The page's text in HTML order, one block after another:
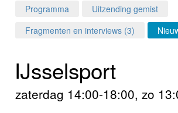
Programma's
Programma
Uitzending gemist
Fragmenten en interviews (3)
IJsselsport
zaterdag 14:00-18:00, zo